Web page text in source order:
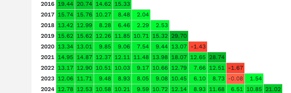
2016 19.44 20.74 14.62 15.33
2017 15.74 15.76 10.27 8.48
2.04
2018 13.42 12.99 8.28 6.46 2.29
2.53
2019 15.62 15.62 12.26 11.85 10.71 15.32 29.70
2020 13.34 13.01 9.85 9.06 7.54 9.44 13.07
-1.43
2021 14.95 14.87 12.37 12.11 11.48 13.98 18.07 12.65 28.74
2022 13.17 12.90 10.51 10.03 9.17 10.66 12.79 7.66 12.51 -1.67
2023 12.06 11.71 9.48 8.93 8.05 9.08 10.45 6.10 8.73 -0.08
1.54
2024 12.78 12.53 10.58 10.21 9.59 10.72 12.14 8.93 11.68 6.51 10.85 21.02